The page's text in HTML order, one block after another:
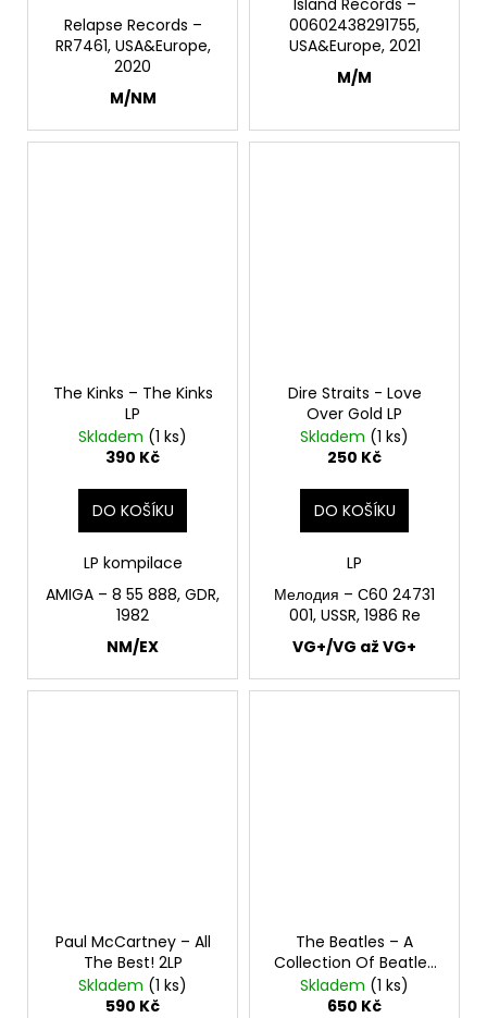
Relapse Records –
RR7461, USA&Europe,
2020
M/NM
00602438291755,
USA&Europe, 2021
M/M
The Kinks – The Kinks
LP
Skladem (1 ks)
390 Kč
DO KOŠÍKU
LP kompilace
AMIGA ‎– 8 55 888, GDR,
1982
NM/EX
Dire Straits - Love
Over Gold LP
Skladem (1 ks)
250 Kč
DO KOŠÍKU
LP
Мелодия – С60 24731
001, USSR, 1986 Re
VG+/VG až VG+
Paul McCartney – All
The Best! 2LP
Skladem (1 ks)
590 Kč
The Beatles – A
Collection Of Beatles
Oldies LP
Skladem (1 ks)
650 Kč